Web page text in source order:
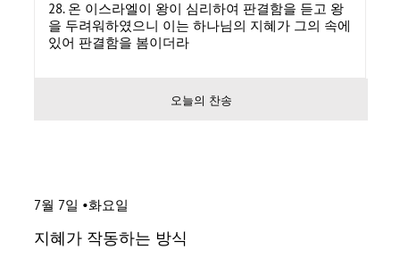
28. 온 이스라엘이 왕이 심리하여 판결함을 듣고 왕
을 두려워하였으니 이는 하나님의 지혜가 그의 속에
있어 판결함을 봄이더라
오늘의 찬송
7월 7일 •화요일
지혜가 작동하는 방식